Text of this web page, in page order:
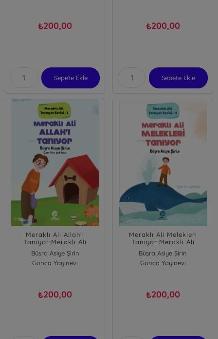
₺200,00
Sepete Ekle
₺200,00
Sepete Ekle
Meraklı Ali Allah'ı
Tanıyor;Meraklı Ali
Büşra Asiye Şirin
Gonca Yayınevi
₺200,00
Meraklı Ali Melekleri
Tanıyor;Meraklı Ali
Büşra Asiye Şirin
Gonca Yayınevi
₺200,00